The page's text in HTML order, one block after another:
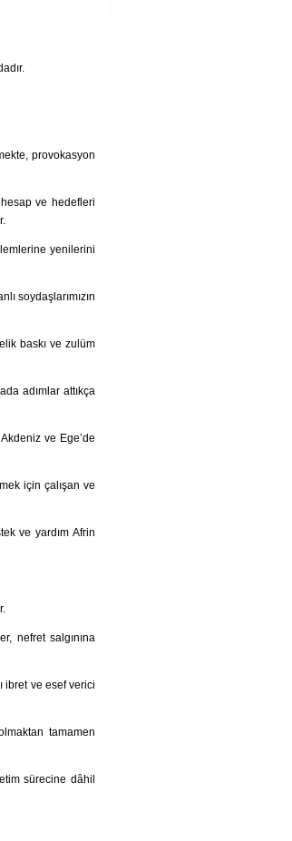
provokasyon
ve hedefleri
yenilerini
soydaşlarımızın
baskı ve zulüm
adımlar attıkça
ve Ege’de
için çalışan ve
ve yardım Afrin
nefret salgınına
ibret ve esef verici
tamamen
sürecine dâhil